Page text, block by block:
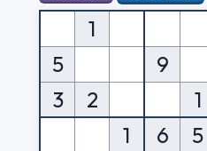
1
5
9
3
2
1
1
6
5